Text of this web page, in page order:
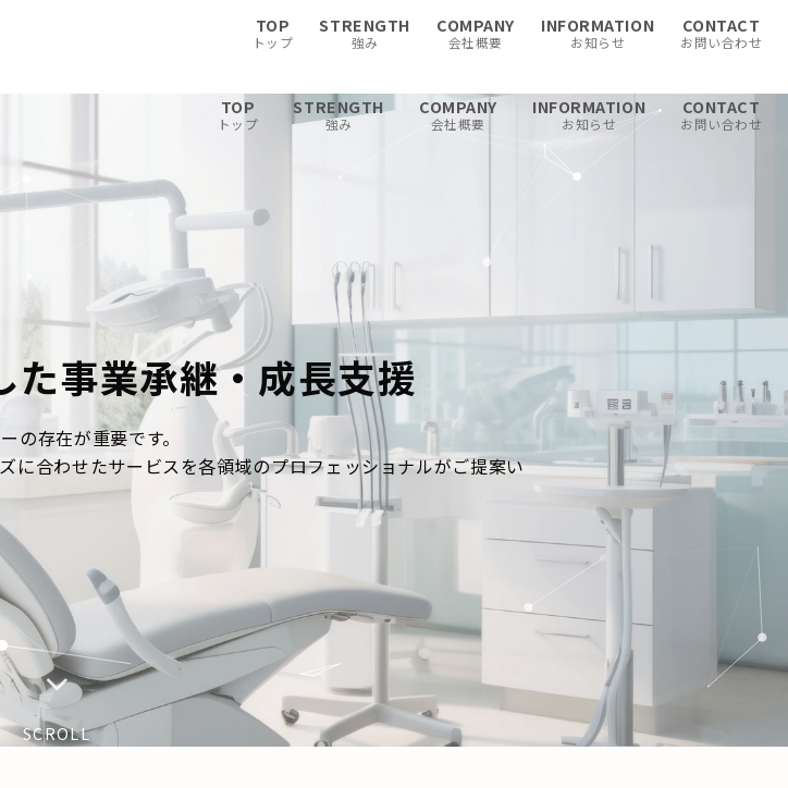
TOP
トップ
STRENGTH
強み
COMPANY
会社概要
INFORMATION
お知らせ
CONTACT
お問い合わせ
TOP
トップ
STRENGTH
強み
COMPANY
会社概要
INFORMATION
お知らせ
CONTACT
お問い合わせ
た事業承継・成長支援
の存在が重要です。
に合わせたサービスを各領域のプロフェッショナルがご提案い
SCROLL